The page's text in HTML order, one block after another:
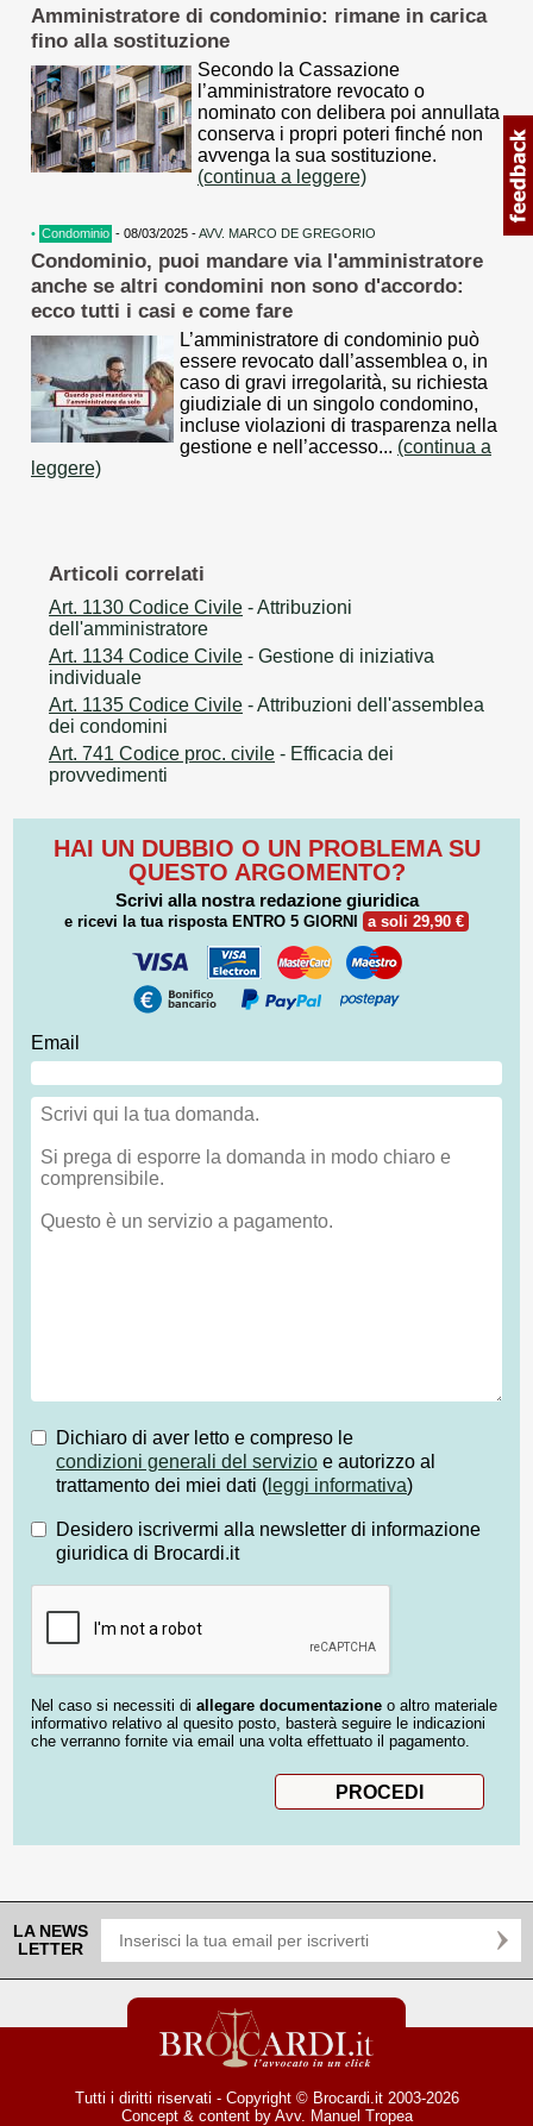
Amministratore di condominio: rimane in carica
fino alla sostituzione
Secondo la Cassazione
l’amministratore revocato o
nominato con delibera poi annullata
conserva i propri poteri finché non
avvenga la sua sostituzione.
(continua a leggere)
• Condominio - 08/03/2025 -AVV. MARCO DE GREGORIO
Condominio, puoi mandare via l'amministratore
anche se altri condomini non sono d'accordo:
ecco tutti i casi e come fare
L’amministratore di condominio può
essere revocato dall’assemblea o, in
caso di gravi irregolarità, su richiesta
giudiziale di un singolo condomino,
incluse violazioni di trasparenza nella
gestione e nell’accesso... (continua a
leggere)
Articoli correlati
Art. 1130 Codice Civile - Attribuzioni
dell'amministratore
Art. 1134 Codice Civile - Gestione di iniziativa
individuale
Art. 1135 Codice Civile - Attribuzioni dell'assemblea
dei condomini
Art. 741 Codice proc. civile - Efficacia dei
provvedimenti
HAI UN DUBBIO O UN PROBLEMA SU
QUESTO ARGOMENTO?
Scrivi alla nostra redazione giuridica
e ricevi la tua risposta ENTRO 5 GIORNI a soli 29,90 €
Email
Dichiaro di aver letto e compreso le
condizioni generali del servizio e autorizzo al
trattamento dei miei dati ( leggi informativa)
Desidero iscrivermi alla newsletter di informazione
giuridica di Brocardi.it
Nel caso si necessiti di allegare documentazione o altro materiale
informativo relativo al quesito posto, basterà seguire le indicazioni
che verranno fornite via email una volta effettuato il pagamento.
LA NEWS
LETTER
Tutti i diritti riservati - Copyright © Brocardi.it 2003-2026
Concept & content by Avv. Manuel Tropea